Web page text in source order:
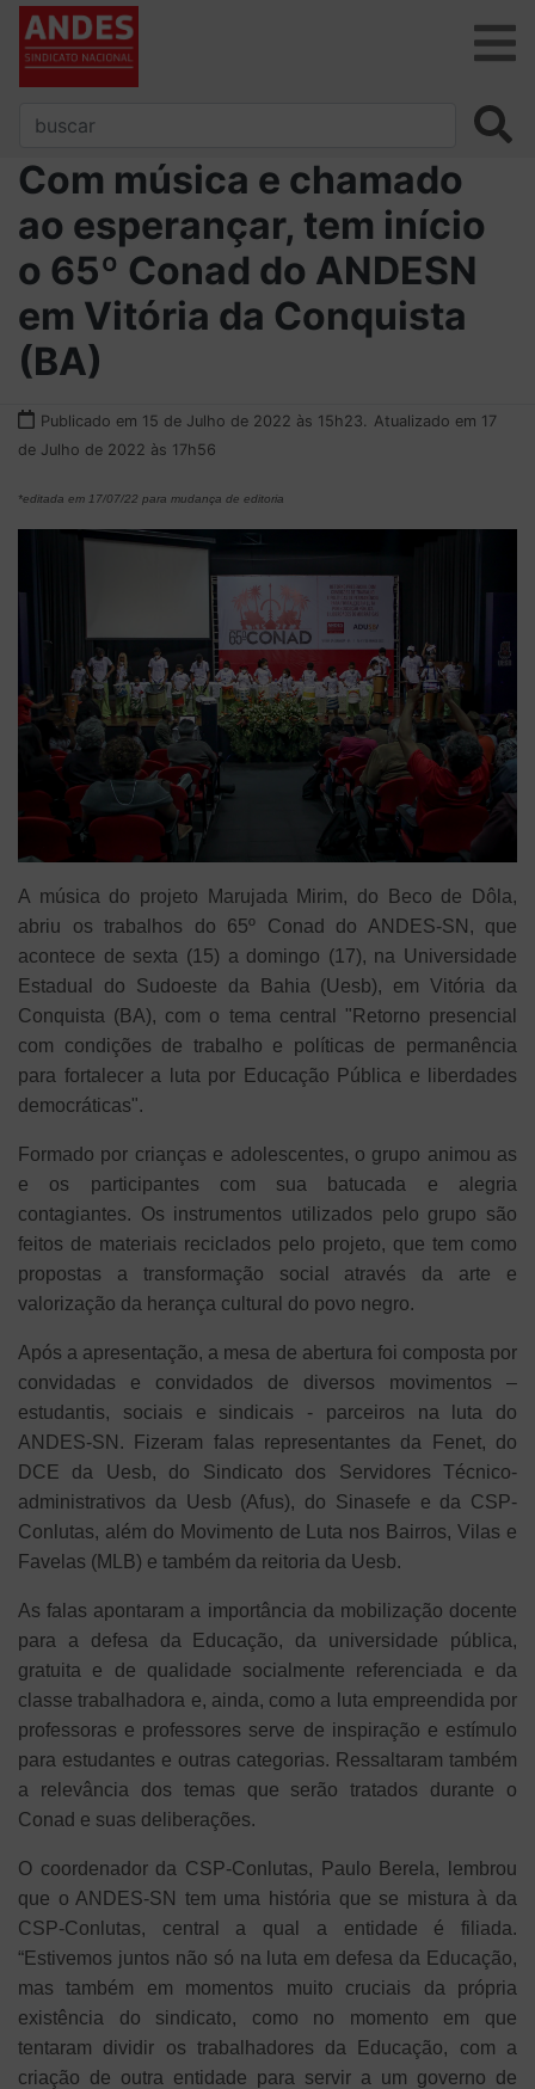
Com música e chamado
ao esperançar, tem início
o 65º Conad do ANDESN
em Vitória da Conquista
(BA)
Publicado em 15 de Julho de 2022 às 15h23.
Atualizado em 17
de Julho de 2022 às 17h56
*editada em 17/07/22 para mudança de editoria
A música do projeto Marujada Mirim, do Beco de Dôla,
abriu os trabalhos do 65º Conad do ANDES-SN, que
acontece de sexta (15) a domingo (17), na Universidade
Estadual do Sudoeste da Bahia (Uesb), em Vitória da
Conquista (BA), com o tema central "Retorno presencial
com condições de trabalho e políticas de permanência
para fortalecer a luta por Educação Pública e liberdades
democráticas".
Formado por crianças e adolescentes, o grupo animou as
e os participantes com sua batucada e alegria
contagiantes. Os instrumentos utilizados pelo grupo são
feitos de materiais reciclados pelo projeto, que tem como
propostas a transformação social através da arte e
valorização da herança cultural do povo negro.
Após a apresentação, a mesa de abertura foi composta por
convidadas e convidados de diversos movimentos –
estudantis, sociais e sindicais - parceiros na luta do
ANDES-SN. Fizeram falas representantes da Fenet, do
DCE da Uesb, do Sindicato dos Servidores Técnico-
administrativos da Uesb (Afus), do Sinasefe e da CSP-
Conlutas, além do Movimento de Luta nos Bairros, Vilas e
Favelas (MLB) e também da reitoria da Uesb.
As falas apontaram a importância da mobilização docente
para a defesa da Educação, da universidade pública,
gratuita e de qualidade socialmente referenciada e da
classe trabalhadora e, ainda, como a luta empreendida por
professoras e professores serve de inspiração e estímulo
para estudantes e outras categorias. Ressaltaram também
a relevância dos temas que serão tratados durante o
Conad e suas deliberações.
O coordenador da CSP-Conlutas, Paulo Berela, lembrou
que o ANDES-SN tem uma história que se mistura à da
CSP-Conlutas, central a qual a entidade é filiada.
“Estivemos juntos não só na luta em defesa da Educação,
mas também em momentos muito cruciais da própria
existência do sindicato, como no momento em que
tentaram dividir os trabalhadores da Educação, com a
criação de outra entidade para servir a um governo de